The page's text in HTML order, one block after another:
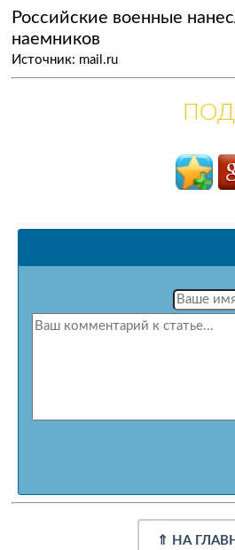
Российские военные
наемников
Источник: mail.ru
⇑ НА